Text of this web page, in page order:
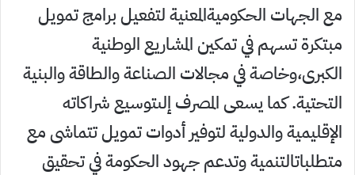
مع الجهات الحكوميةالمعنية لتفعيل برامج تمويل
مبتكرة تسهم في تمكين المشاريع الوطنية
الكبرى،وخاصة في مجالات الصناعة والطاقة والبنية
التحتية. كما يسعى المصرف إلىتوسيع شراكاته
الإقليمية والدولية لتوفير أدوات تمويل تتماشى مع
متطلباتالتنمية وتدعم جهود الحكومة في تحقيق